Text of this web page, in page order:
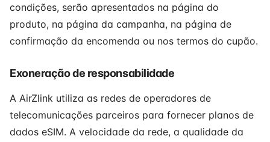
condições, serão apresentados na página do
produto, na página da campanha, na página de
confirmação da encomenda ou nos termos do cupão.
Exoneração de responsabilidade
A AirZlink utiliza as redes de operadores de
telecomunicações parceiros para fornecer planos de
dados eSIM. A velocidade da rede, a qualidade da